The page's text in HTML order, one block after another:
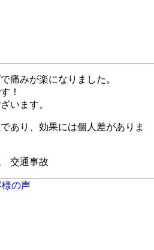
痛みが楽になりました。
！
います。
あり、効果には個人差がありま
交通事故